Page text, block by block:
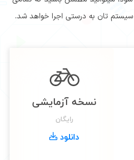
سیستم تان به درستی اجرا خواهد شد.
نسخه آزمایشی
رایگان
دانلود